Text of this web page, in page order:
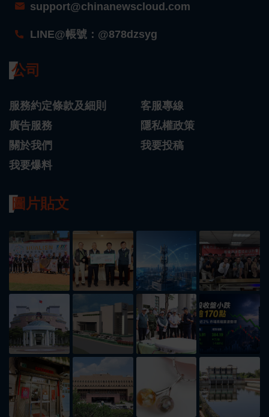
support@chinanewscloud.com
LINE@帳號：@878dzsyg
公司
服務約定條款及細則
客服專線
廣告服務
隱私權政策
關於我們
我要投稿
我要爆料
圖片貼文